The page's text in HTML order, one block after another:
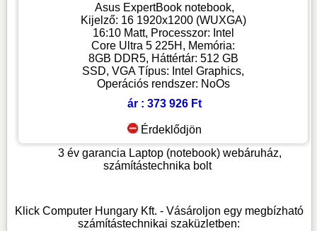
Asus ExpertBook notebook,
Kijelző: 16 1920x1200 (WUXGA)
16:10 Matt, Processzor: Intel
Core Ultra 5 225H, Memória:
8GB DDR5, Háttértár: 512 GB
SSD, VGA Típus: Intel Graphics,
Operációs rendszer: NoOs
ár : 373 926 Ft
Érdeklődjön
3 év garancia Laptop (notebook) webáruház,
számítástechnika bolt
Klick Computer Hungary Kft. - Vásároljon egy megbízható
számítástechnikai szaküzletben: